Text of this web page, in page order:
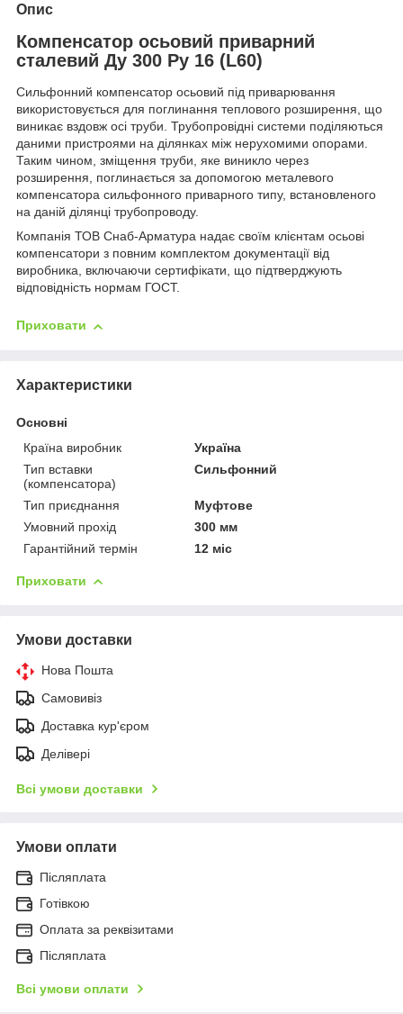
Опис
Компенсатор осьовий приварний
сталевий Ду 300 Ру 16 (L60)
Сильфонний компенсатор осьовий під приварювання
використовується для поглинання теплового розширення, що
виникає вздовж осі труби. Трубопровідні системи поділяються
даними пристроями на ділянках між нерухомими опорами.
Таким чином, зміщення труби, яке виникло через
розширення, поглинається за допомогою металевого
компенсатора сильфонного приварного типу, встановленого
на даній ділянці трубопроводу.
Компанія ТОВ Снаб-Арматура надає своїм клієнтам осьові
компенсатори з повним комплектом документації від
виробника, включаючи сертифікати, що підтверджують
відповідність нормам ГОСТ.
Приховати
Характеристики
Основні
Країна виробник
Україна
Тип вставки
(компенсатора)
Сильфонний
Тип приєднання
Муфтове
Умовний прохід
300 мм
Гарантійний термін
12 міс
Приховати
Умови доставки
Нова Пошта
Самовивіз
Доставка кур'єром
Делівері
Всі умови доставки
Умови оплати
Післяплата
Готівкою
Оплата за реквізитами
Післяплата
Всі умови оплати